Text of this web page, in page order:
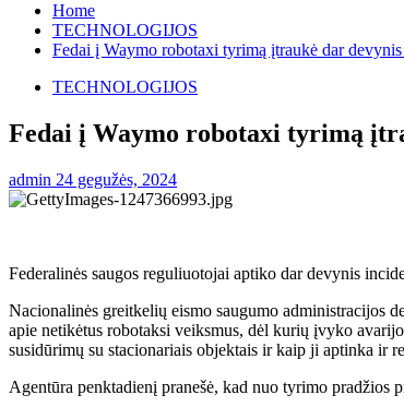
Home
TECHNOLOGIJOS
Fedai į Waymo robotaxi tyrimą įtraukė dar
TECHNOLOGIJOS
Fedai į Waymo robotaxi tyrimą
admin 24 gegužės, 2024
Federalinės saugos reguliuotojai aptiko dar devynis
Nacionalinės greitkelių eismo saugumo administracijos
apie netikėtus robotaksi veiksmus, dėl kurių įvyko
susidūrimų su stacionariais objektais ir kaip ji aptinka ir
Agentūra penktadienį pranešė, kad nuo tyrimo pradžios